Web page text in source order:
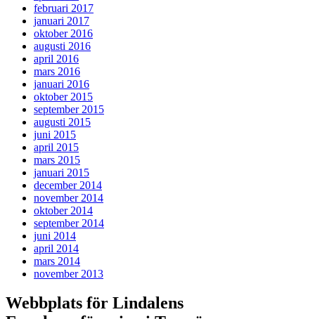
februari 2017
januari 2017
oktober 2016
augusti 2016
april 2016
mars 2016
januari 2016
oktober 2015
september 2015
augusti 2015
juni 2015
april 2015
mars 2015
januari 2015
december 2014
november 2014
oktober 2014
september 2014
juni 2014
april 2014
mars 2014
november 2013
Webbplats för Lindalens